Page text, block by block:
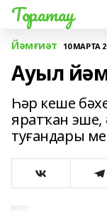
Торатау
Йәмғиәт 10 МАРТА
Ауыл
Һәр кеше
яратҡан эше,
туғандары